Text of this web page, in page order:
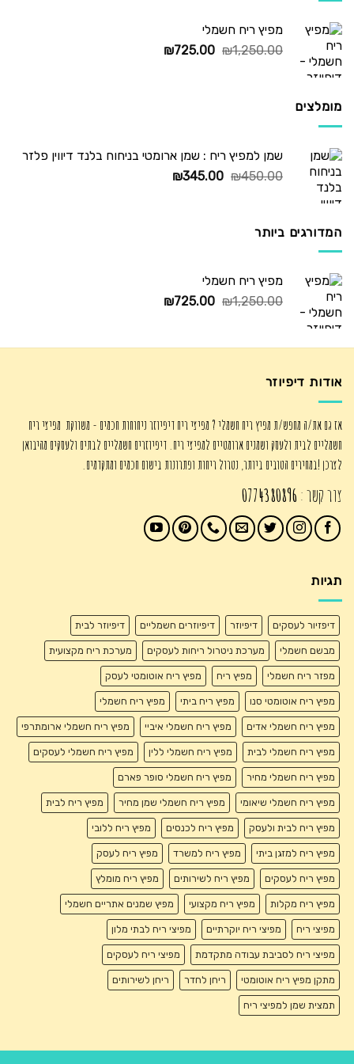
מפיץ ריח חשמלי
₪1,250.00
המחיר
₪725.00
המחיר
מומלצים
שמן למפיץ ריח : שמן ארומטי בניחוח בלנד דיווין פלזר
₪450.00
המחיר
₪345.00
המחיר
המדורגים ביותר
מפיץ ריח חשמלי
₪1,250.00
המחיר
₪1,250.00.
₪725.00
המחיר
₪725.00.
אודות דיפיוזר
אז גם את/ה מחפש/ת מפיץ ריח חשמלי ? מפיצי ריח דיפיוזר ניחוחות חכמים - משווקת מפיצי ריח
חשמליים לבית ולעסק ושמנים ארומטיים למפיצי ריח. דיפיוזרים חשמליים לבתים ולעסקים מהיבואן
לצרכן !במחירים הטובים ביותר, נטרול ריחות ופתרונות בישום חכמים ומתקדמים.
צור קשר : 0774380896
תגיות
דיפזיור לעסקים דיפיוזר דיפיוזרים חשמליים דיפיוזר לבית
מבשם חשמלי מערכת ניטרול ריחות לעסקים מערכת ריח מקצועית
מפזר ריח חשמלי מפיץ ריח מפיץ ריח אוטומטי לעסק
מפיץ ריח אוטומטי סנו מפיץ ריח ביתי מפיץ ריח חשמלי
מפיץ ריח חשמלי אדים מפיץ ריח חשמלי איביי מפיץ ריח חשמלי ארומתרפי
מפיץ ריח חשמלי לבית מפיץ ריח חשמלי ללין מפיץ ריח חשמלי לעסקים
מפיץ ריח חשמלי מחיר מפיץ ריח חשמלי סופר פארם
מפיץ ריח חשמלי שיאומי מפיץ ריח חשמלי שמן מחיר מפיץ ריח לבית
מפיץ ריח לבית ולעסק מפיץ ריח לכנסים מפיץ ריח ללובי
מפיץ ריח למזגן ביתי מפיץ ריח למשרד מפיץ ריח לעסק
מפיץ ריח לעסקים מפיץ ריח לשירותים מפיץ ריח מומלץ
מפיץ ריח מקלות מפיץ ריח מקצועי מפיץ שמנים אתריים חשמלי
מפיצי ריח מפיצי ריח יוקרתיים מפיצי ריח לבתי מלון
מפיצי ריח לסביבת עבודה מתקדמת מפיצי ריח לעסקים
מתקן מפיץ ריח אוטומטי ריחן לחדר ריחן לשירותים
תמצית שמן למפיצי ריח